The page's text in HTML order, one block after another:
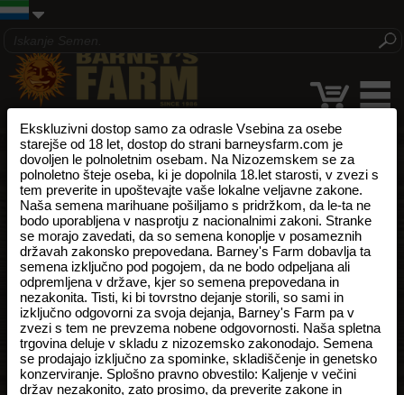
Ekskluzivni dostop samo za odrasle Vsebina za osebe
starejše od 18 let, dostop do strani barneysfarm.com je
dovoljen le polnoletnim osebam. Na Nizozemskem se za
polnoletno šteje oseba, ki je dopolnila 18.let starosti, v zvezi s
tem preverite in upoštevajte vaše lokalne veljavne zakone.
Naša semena marihuane pošiljamo s pridržkom, da le-ta ne
bodo uporabljena v nasprotju z nacionalnimi zakoni. Stranke
se morajo zavedati, da so semena konoplje v posameznih
državah zakonsko prepovedana. Barney's Farm dobavlja ta
semena izključno pod pogojem, da ne bodo odpeljana ali
odpremljena v države, kjer so semena prepovedana in
nezakonita. Tisti, ki bi tovrstno dejanje storili, so sami in
izključno odgovorni za svoja dejanja, Barney's Farm pa v
zvezi s tem ne prevzema nobene odgovornosti. Naša spletna
trgovina deluje v skladu z nizozemsko zakonodajo. Semena
se prodajajo izključno za spominke, skladiščenje in genetsko
konzerviranje. Splošno pravno obvestilo: Kaljenje v večini
držav nezakonito, zato prosimo, da preverite zakone in